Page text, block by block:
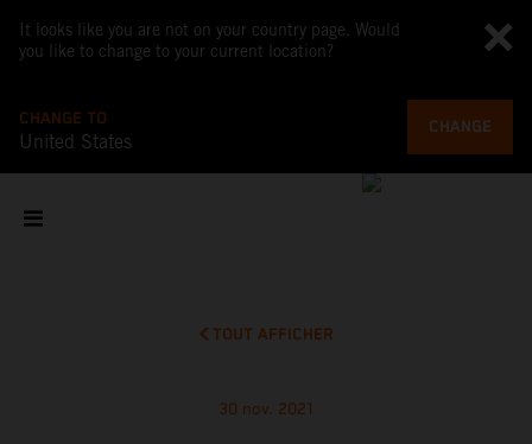
It looks like you are not on your country page. Would
you like to change to your current location?
CHANGE TO
United States
CHANGE
TOUT AFFICHER
30 nov. 2021